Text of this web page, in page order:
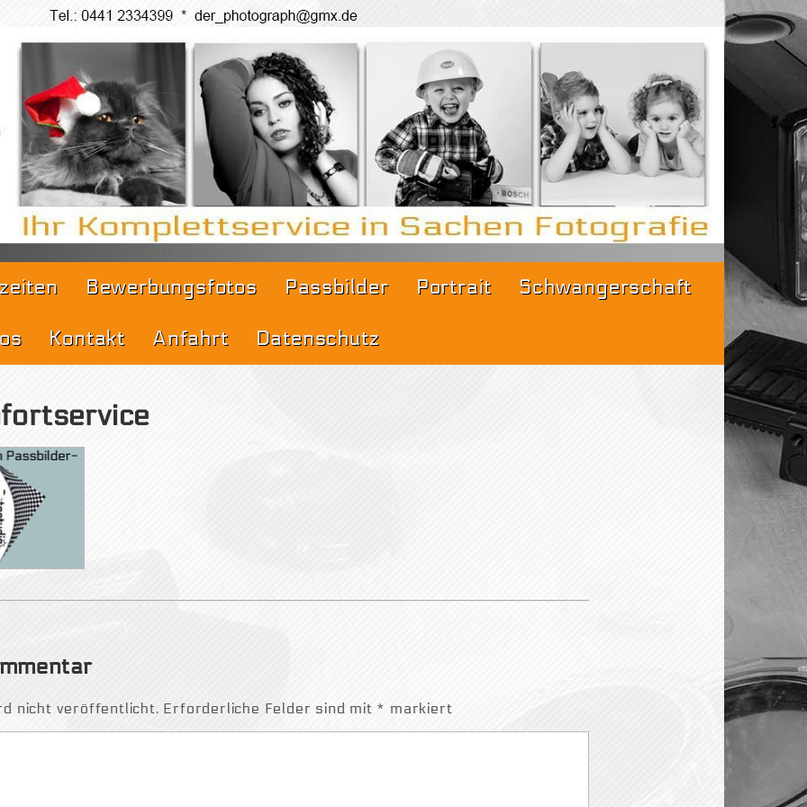
der Profi für
Bewerbungsfotos Passbilder Portrait Schwangerschaft
Kontakt Anfahrt Datenschutz
nicht veröffentlicht. Erforderliche Felder sind mit * markiert